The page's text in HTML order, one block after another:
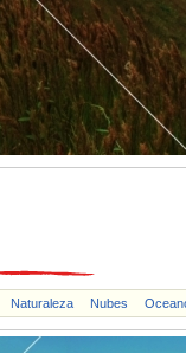
Naturaleza Nubes